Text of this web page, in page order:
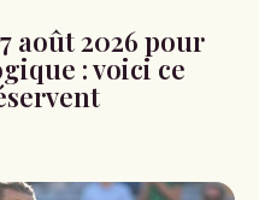
août 2026 pour
: voici ce